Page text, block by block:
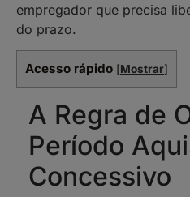
empregador que precisa
do prazo.
Acesso rápido [Mostrar]
A Regra de
Período
Concessivo